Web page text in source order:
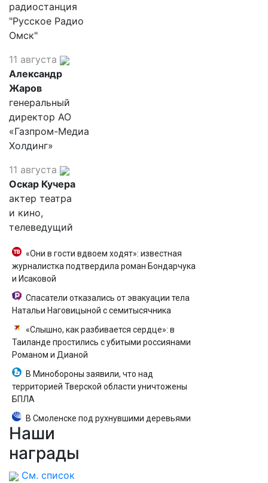
радиостанция
"Русское Радио
Омск"
11 августа
Александр
Жаров
генеральный
директор АО
«Газпром-Медиа
Холдинг»
11 августа
Оскар Кучера
актер театра
и кино,
телеведущий
«Они в гости вдвоем ходят»: известная
журналистка подтвердила роман Бондарчука
и Исаковой
Спасатели отказались от эвакуации тела
Натальи Наговицыной с семитысячника
«Слышно, как разбивается сердце»: в
Таиланде простились с убитыми россиянами
Романом и Дианой
В Минобороны заявили, что над
территорией Тверской области уничтожены
БПЛА
В Смоленске под рухнувшими деревьями
погибли ребенок и женщина
Наши
награды
См. список